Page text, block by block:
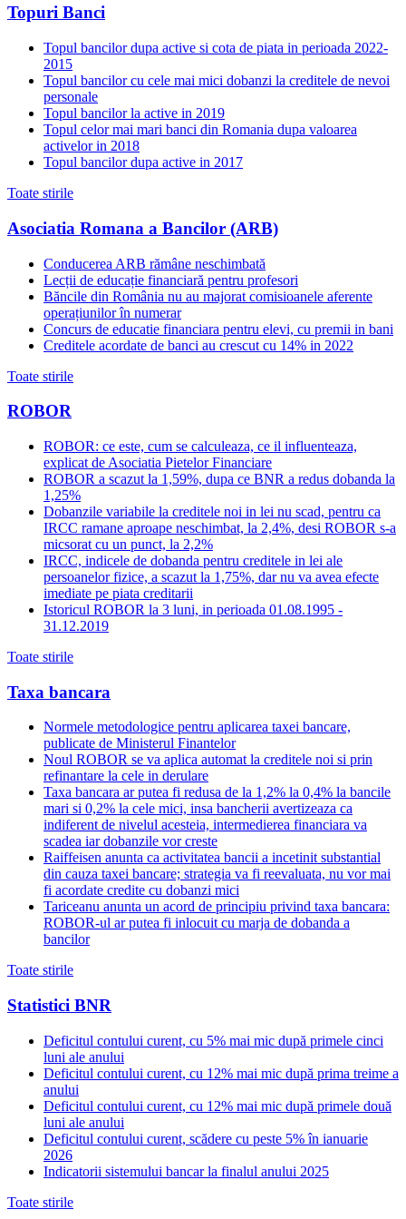
Topuri Banci
Topul bancilor dupa active si cota de piata in perioada 2022-
2015
Topul bancilor cu cele mai mici dobanzi la creditele de nevoi
personale
Topul bancilor la active in 2019
Topul celor mai mari banci din Romania dupa valoarea
activelor in 2018
Topul bancilor dupa active in 2017
Toate stirile
Asociatia Romana a Bancilor (ARB)
Conducerea ARB rămâne neschimbată
Lecții de educație financiară pentru profesori
Băncile din România nu au majorat comisioanele aferente
operațiunilor în numerar
Concurs de educatie financiara pentru elevi, cu premii in bani
Creditele acordate de banci au crescut cu 14% in 2022
Toate stirile
ROBOR
ROBOR: ce este, cum se calculeaza, ce il influenteaza,
explicat de Asociatia Pietelor Financiare
ROBOR a scazut la 1,59%, dupa ce BNR a redus dobanda la
1,25%
Dobanzile variabile la creditele noi in lei nu scad, pentru ca
IRCC ramane aproape neschimbat, la 2,4%, desi ROBOR s-a
micsorat cu un punct, la 2,2%
IRCC, indicele de dobanda pentru creditele in lei ale
persoanelor fizice, a scazut la 1,75%, dar nu va avea efecte
imediate pe piata creditarii
Istoricul ROBOR la 3 luni, in perioada 01.08.1995 -
31.12.2019
Toate stirile
Taxa bancara
Normele metodologice pentru aplicarea taxei bancare,
publicate de Ministerul Finantelor
Noul ROBOR se va aplica automat la creditele noi si prin
refinantare la cele in derulare
Taxa bancara ar putea fi redusa de la 1,2% la 0,4% la bancile
mari si 0,2% la cele mici, insa bancherii avertizeaza ca
indiferent de nivelul acesteia, intermedierea financiara va
scadea iar dobanzile vor creste
Raiffeisen anunta ca activitatea bancii a incetinit substantial
din cauza taxei bancare; strategia va fi reevaluata, nu vor mai
fi acordate credite cu dobanzi mici
Tariceanu anunta un acord de principiu privind taxa bancara:
ROBOR-ul ar putea fi inlocuit cu marja de dobanda a
bancilor
Toate stirile
Statistici BNR
Deficitul contului curent, cu 5% mai mic după primele cinci
luni ale anului
Deficitul contului curent, cu 12% mai mic după prima treime a
anului
Deficitul contului curent, cu 12% mai mic după primele două
luni ale anului
Deficitul contului curent, scădere cu peste 5% în ianuarie
2026
Indicatorii sistemului bancar la finalul anului 2025
Toate stirile